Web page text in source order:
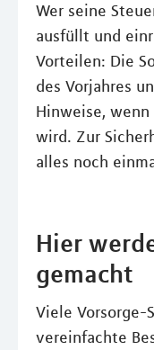
Wer seine
ausfüllt und
Vorteilen: Die
des Vorjahres
Hinweise,
wird. Zur
alles noch
Hier
gemacht
Viele Vorsorge-
vereinfachte